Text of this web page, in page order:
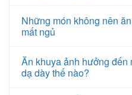
Những món không nên
mất ngủ
Ăn khuya ảnh hưởng đến
dạ dày thế nào?